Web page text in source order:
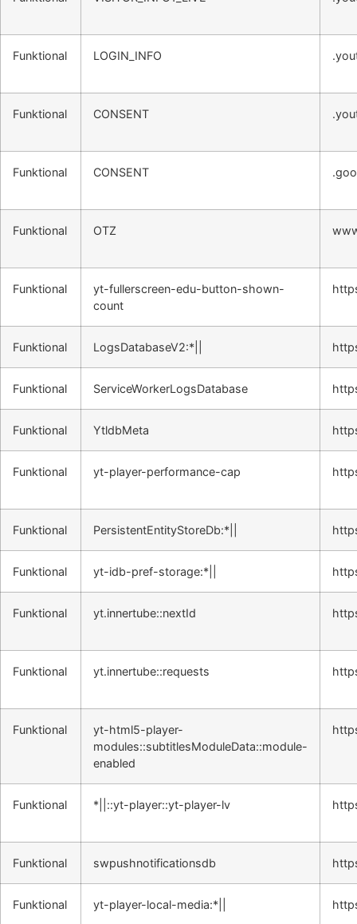
Funktional LOGIN_INFO
Funktional CONSENT
Funktional CONSENT
Funktional OTZ
Funktional
yt-fullerscreen-edu-button-shown-
count
Funktional LogsDatabaseV2:*||
Funktional ServiceWorkerLogsDatabase
Funktional YtldbMeta
Funktional yt-player-performance-cap
Funktional PersistentEntityStoreDb:*||
Funktional yt-idb-pref-storage:*||
Funktional yt.innertube::nextId
Funktional yt.innertube::requests
Funktional
yt-html5-player-
modules::subtitlesModuleData::module-
enabled
Funktional *||::yt-player::yt-player-lv
Funktional swpushnotificationsdb
Funktional yt-player-local-media:*||